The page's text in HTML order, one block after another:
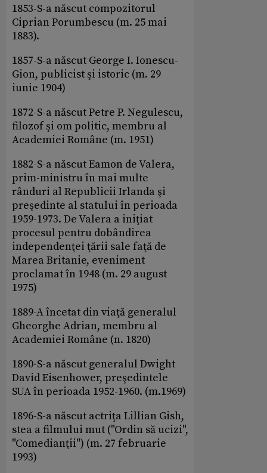
1853-S-a născut compozitorul
Ciprian Porumbescu (m. 25 mai
1883).
1857-S-a născut George I. Ionescu-
Gion, publicist şi istoric (m. 29
iunie 1904)
1872-S-a născut Petre P. Negulescu,
filozof şi om politic, membru al
Academiei Române (m. 1951)
1882-S-a născut Eamon de Valera,
prim-ministru în mai multe
rânduri al Republicii Irlanda şi
preşedinte al statului în perioada
1959-1973. De Valera a iniţiat
procesul pentru dobândirea
independenţei ţării sale faţă de
Marea Britanie, eveniment
proclamat în 1948 (m. 29 august
1975)
1889-A încetat din viaţă generalul
Gheorghe Adrian, membru al
Academiei Române (n. 1820)
1890-S-a născut generalul Dwight
David Eisenhower, preşedintele
SUA în perioada 1952-1960. (m.1969)
1896-S-a născut actriţa Lillian Gish,
stea a filmului mut ("Ordin să ucizi",
"Comedianţii") (m. 27 februarie
1993)